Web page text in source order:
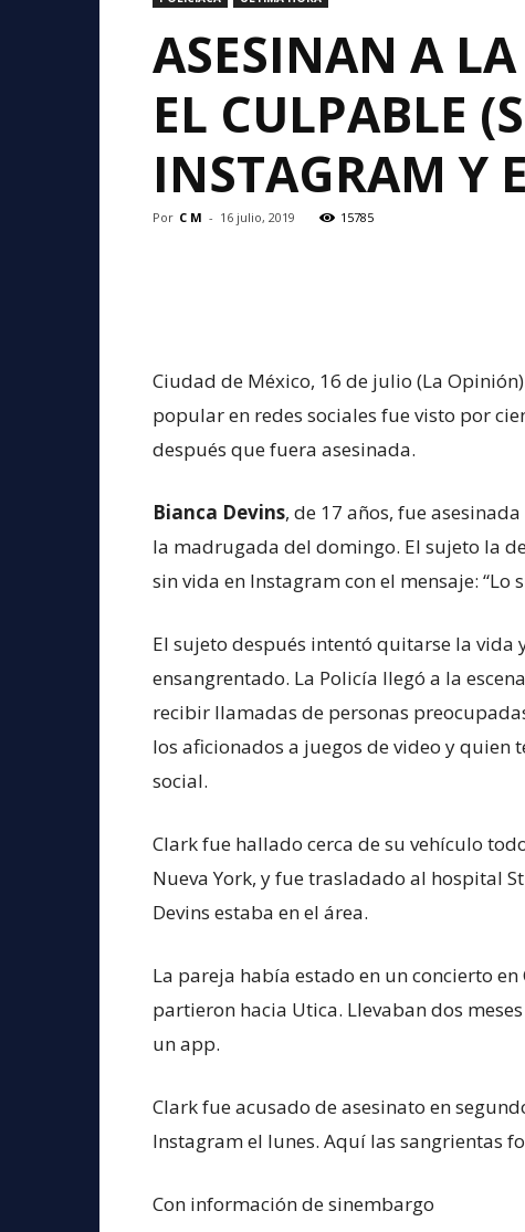
ASESINAN A
EL CULPABLE
INSTAGRAM Y
Por C M - 16 julio, 2019 15785
Ciudad de México, 16 de julio (La
popular en redes sociales fue visto por
después que fuera asesinada.
Bianca Devins, de 17 años, fue
la madrugada del domingo. El sujeto la
sin vida en Instagram con el mensaje: “Lo
El sujeto después intentó quitarse la
ensangrentado. La Policía llegó a la
recibir llamadas de personas
los aficionados a juegos de video y quien
social.
Clark fue hallado cerca de su vehículo
Nueva York, y fue trasladado al hospital
Devins estaba en el área.
La pareja había estado en un concierto
partieron hacia Utica. Llevaban dos
un app.
Clark fue acusado de asesinato en
Instagram el lunes. Aquí las sangrientas
Con información de sinembargo